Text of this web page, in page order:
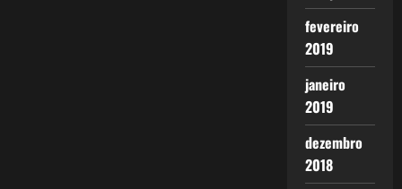
fevereiro
2019
janeiro
2019
dezembro
2018